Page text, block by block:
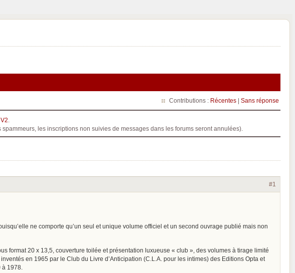
Contributions : Récentes | Sans réponse
les inscriptions non suivies de messages dans les forums seront annulées).
#1
ne comporte qu’un seul et unique volume officiel et un second ouvrage publié mais non
format 20 x 13,5, couverture toilée et présentation luxueuse « club », des volumes à tirage limité
en 1965 par le Club du Livre d’Anticipation (C.L.A. pour les intimes) des Editions Opta et
1978.